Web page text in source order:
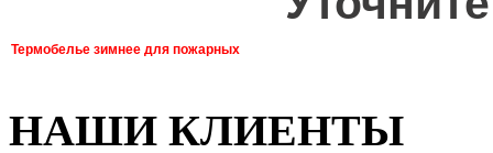
Термобелье зимнее для пожарных
НАШИ КЛИЕНТЫ